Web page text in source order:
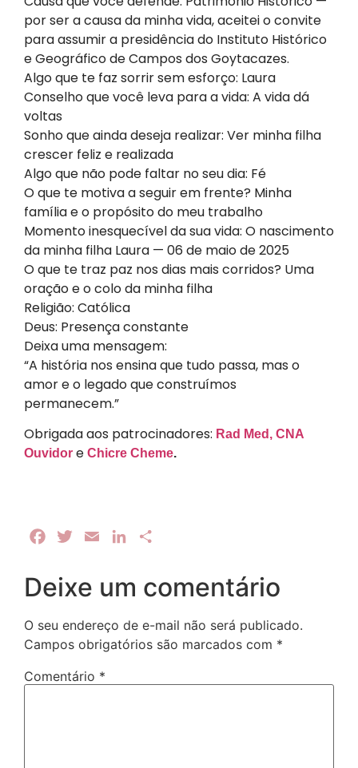
por ser a causa da minha vida, aceitei o convite
para assumir a presidência do Instituto Histórico
e Geográfico de Campos dos Goytacazes.
Algo que te faz sorrir sem esforço: Laura
Conselho que você leva para a vida: A vida dá
voltas
Sonho que ainda deseja realizar: Ver minha filha
crescer feliz e realizada
Algo que não pode faltar no seu dia: Fé
O que te motiva a seguir em frente? Minha
família e o propósito do meu trabalho
Momento inesquecível da sua vida: O nascimento
da minha filha Laura — 06 de maio de 2025
O que te traz paz nos dias mais corridos? Uma
oração e o colo da minha filha
Religião: Católica
Deus: Presença constante
Deixa uma mensagem:
“A história nos ensina que tudo passa, mas o
amor e o legado que construímos
permanecem.”
Obrigada aos patrocinadores: Rad Med, CNA
Ouvidor e Chicre Cheme.
FacebookTwitterEmail LinkedIn
Deixe um comentário
O seu endereço de e-mail não será publicado.
Campos obrigatórios são marcados com *
Comentário *